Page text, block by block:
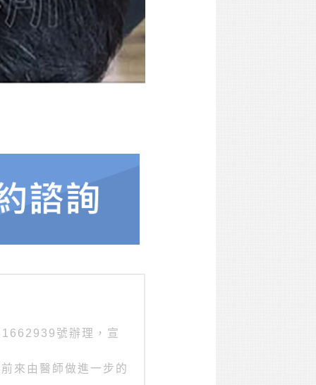
號辦理，宣
來由醫師做進一步的